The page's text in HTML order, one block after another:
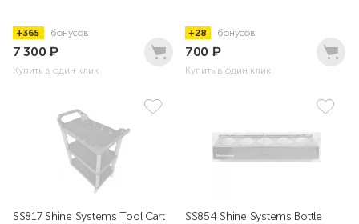
+365 бонусов
7 300₽
Купить в один клик
+28 бонусов
700 ₽
Купить в один клик
SS817 Shine Systems Tool Cart
SS854 Shine Systems Bottle